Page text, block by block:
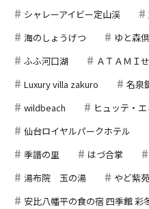
シャレーアイビー定山渓
海のしょうげつ
ゆと森
ふふ河口湖
ＡＴＡＭＩ
Luxury villa zakuro
名泉
wildbeach
ヒュッテ・
仙台ロイヤルパークホテル
季譜の里
はづ合掌
湯布院 玉の湯
やど紫
安比八幡平の食の宿 四季館 彩